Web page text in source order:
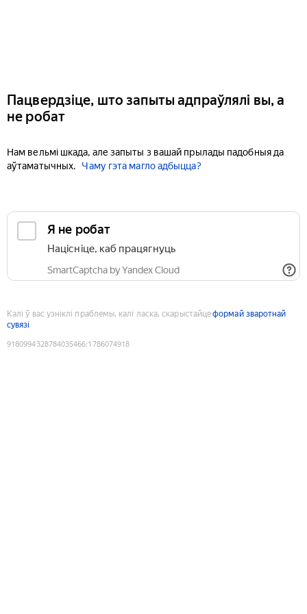
Пацвердзіце, што запыты адпраўлялі вы, а
не робат
Нам вельмі шкада, але запыты з вашай прылады падобныя да
аўтаматычных.
Чаму гэта магло адбыцца?
Я не робат
Націсніце, каб працягнуць
SmartCaptcha by Yandex Cloud
Калі ў вас узніклі праблемы, калі ласка, скарыстайцеформай зваротнай
сувязі
9180994328784035466:1786074918